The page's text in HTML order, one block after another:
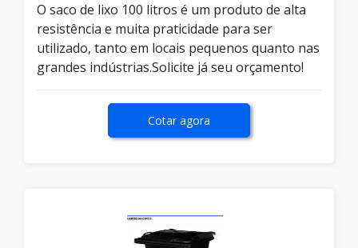
O saco de lixo 100 litros é um produto de alta
resistência e muita praticidade para ser
utilizado, tanto em locais pequenos quanto nas
grandes indústrias.Solicite já seu orçamento!
Cotar agora